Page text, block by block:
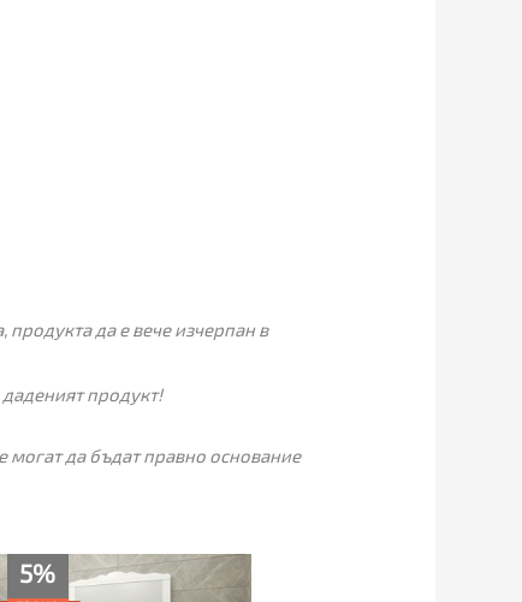
да е вече изчерпан в
продукт!
могат да бъдат правно основание
5%
Original
price
Текущата
цена